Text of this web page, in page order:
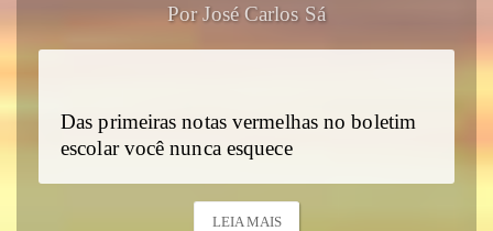
Por José Carlos Sá
Das primeiras notas vermelhas no boletim
escolar você nunca esquece
LEIA MAIS